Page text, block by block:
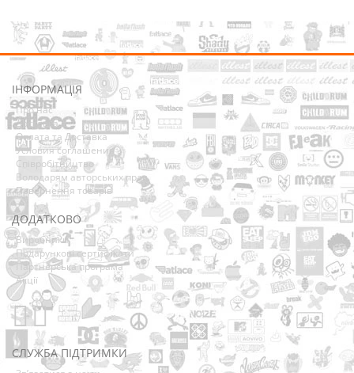
ІНФОРМАЦІЯ
Про нас
Доставка
Оплата та Доставка
Условия соглашения
Співробітництво
Володарям авторських прав
Повернення товарів
ДОДАТКОВО
Виробники
Подарункові сертифікати
Партнерська програма
Акції
СЛУЖБА ПІДТРИМКИ